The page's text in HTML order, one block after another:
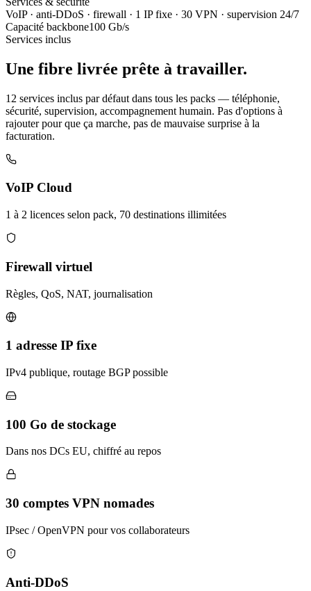
VoIP · anti-DDoS · firewall · 1 IP fixe · 30 VPN · supervision 24/7
Capacité backbone100 Gb/s
Services inclus
Une fibre livrée prête à travailler.
12 services inclus par défaut dans tous les packs — téléphonie,
sécurité, supervision, accompagnement humain. Pas d'options à
rajouter pour que ça marche, pas de mauvaise surprise à la
facturation.
VoIP Cloud
1 à 2 licences selon pack, 70 destinations illimitées
Firewall virtuel
Règles, QoS, NAT, journalisation
1 adresse IP fixe
IPv4 publique, routage BGP possible
100 Go de stockage
Dans nos DCs EU, chiffré au repos
30 comptes VPN nomades
IPsec / OpenVPN pour vos collaborateurs
Anti-DDoS